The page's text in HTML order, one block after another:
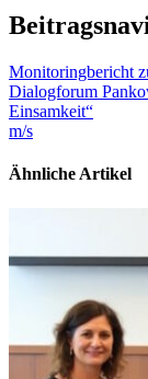
Monitoringbericht
Dialogforum
Einsamkeit“
m/s
Ähnliche Artikel